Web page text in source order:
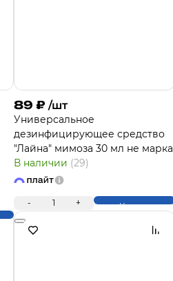
89 ₽ /шт
Универсальное
дезинфицирующее средство
"Лайна" мимоза 30 мл не марка
В наличии (29)
- 1 + Купить